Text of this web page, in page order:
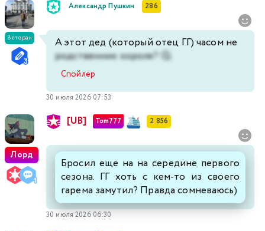
Ветеран
Александр Пушкин 286
А этот дед (который отец ГГ) часом не
родственник короля? 🤔
Спойлер
30 июля 2026 07:53
Лорд
[UB] Tom777 2 856
Бросил еще на на середине первого
сезона. ГГ хоть с кем-то из своего
гарема замутил? Правда сомневаюсь)
30 июля 2026 06:30